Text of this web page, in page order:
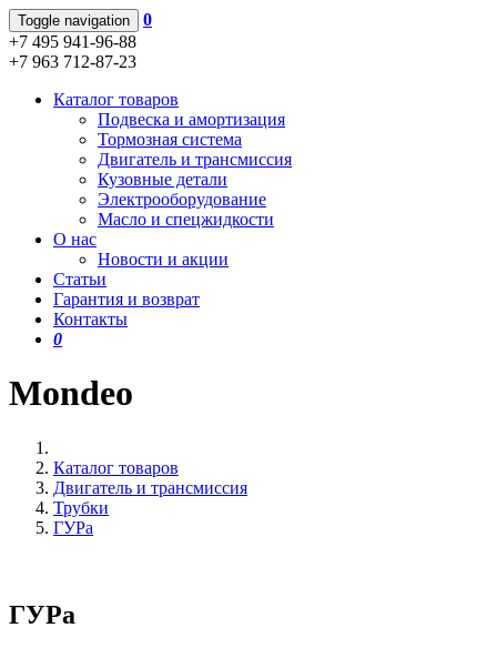
Toggle navigation
0
+7 495 941-96-88
+7 963 712-87-23
Каталог товаров
Подвеска и амортизация
Тормозная система
Двигатель и трансмиссия
Кузовные детали
Электрооборудование
Масло и спецжидкости
О нас
Новости и акции
Статьи
Гарантия и возврат
Контакты
0
Mondeo
Каталог товаров
Двигатель и трансмиссия
Трубки
ГУРа
ГУРа